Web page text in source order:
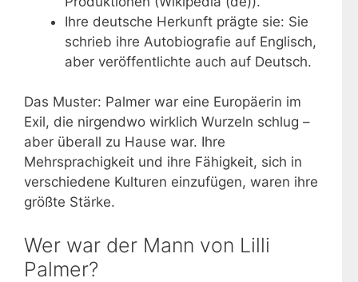
Ihre deutsche Herkunft prägte sie: Sie
schrieb ihre Autobiografie auf Englisch,
aber veröffentlichte auch auf Deutsch.
Das Muster: Palmer war eine Europäerin im
Exil, die nirgendwo wirklich Wurzeln schlug –
aber überall zu Hause war. Ihre
Mehrsprachigkeit und ihre Fähigkeit, sich in
verschiedene Kulturen einzufügen, waren ihre
größte Stärke.
Wer war der Mann von Lilli
Palmer?